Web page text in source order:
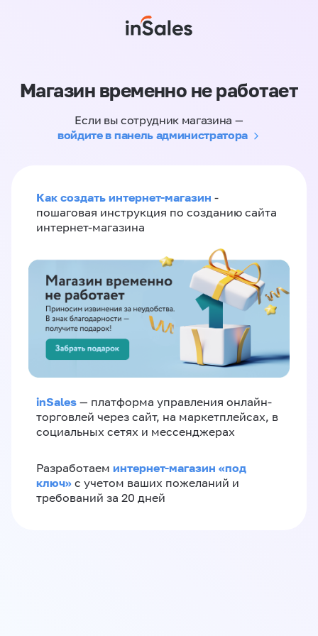
Магазин временно не работает
Если вы сотрудник магазина —
войдите в панель администратора
Как создать интернет-магазин -
пошаговая инструкция по созданию сайта
интернет-магазина
inSales — платформа управления онлайн-
торговлей через сайт, на маркетплейсах, в
социальных сетях и мессенджерах
Разработаем интернет-магазин «‎под
ключ»‎ с учетом ваших пожеланий и
требований за 20 дней